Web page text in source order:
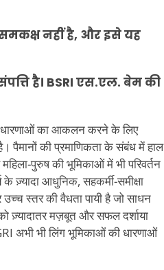
नहीं है, और इसे यह
है। BSRI एस.एल. बेम की
धारणाओं का आकलन करने के लिए
पैमानों की प्रमाणिकता के संबंध में हाल
पुरुष की भूमिकाओं में भी परिवर्तन
ज़्यादा आधुनिक, सहकर्मी-समीक्षा
उच्च स्तर की वैधता पायी है जो साधन
ज़्यादातर मज़बूत और सफल दर्शाया
अभी भी लिंग भूमिकाओं की धारणाओं